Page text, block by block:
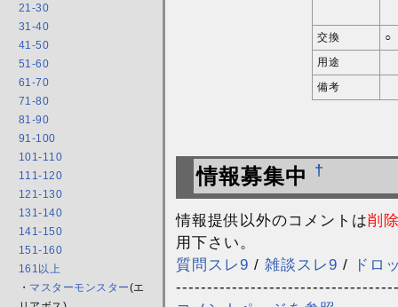
21-30
31-40
41-50
51-60
61-70
71-80
81-90
91-100
101-110
111-120
121-130
131-140
141-150
151-160
161以上
・ マスターモンスター(エ
交換
○
用途
備考
情報募集中 †
情報提供以外のコメントは削
用下さい。
質問スレ9 / 雑談スレ9 /
ドロ